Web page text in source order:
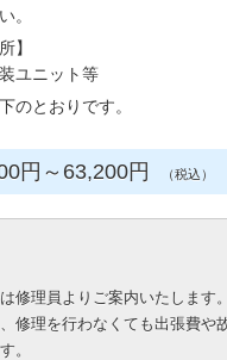
。
】
ユニット等
のとおりです。
円 ～63,200円 （税込）
修理員よりご案内いたします。
修理を行わなくても出張費や
。